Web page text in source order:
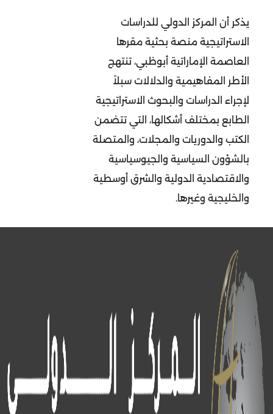
يذكر أن المركز الدولي للدراسات
الاستراتيجية منصة بحثية مقرها
العاصمة الإماراتية أبوظبي، تنتهج
الأطر المفاهيمية والدلالات سبلاً
لإجراء الدراسات والبحوث الاستراتيجية
الطابع بمختلف أشكالها، التي تتضمن
الكتب والدوريات والمجلات، والمتصلة
بالشؤون السياسية والجيوسياسية
والاقتصادية الدولية والشرق أوسطية
والخليجية وغيرها.